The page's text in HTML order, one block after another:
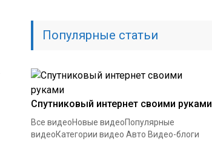
Популярные статьи
Спутниковый интернет своими руками
Все видеоНовые видеоПопулярные
видеоКатегории видео Авто Видео-блоги